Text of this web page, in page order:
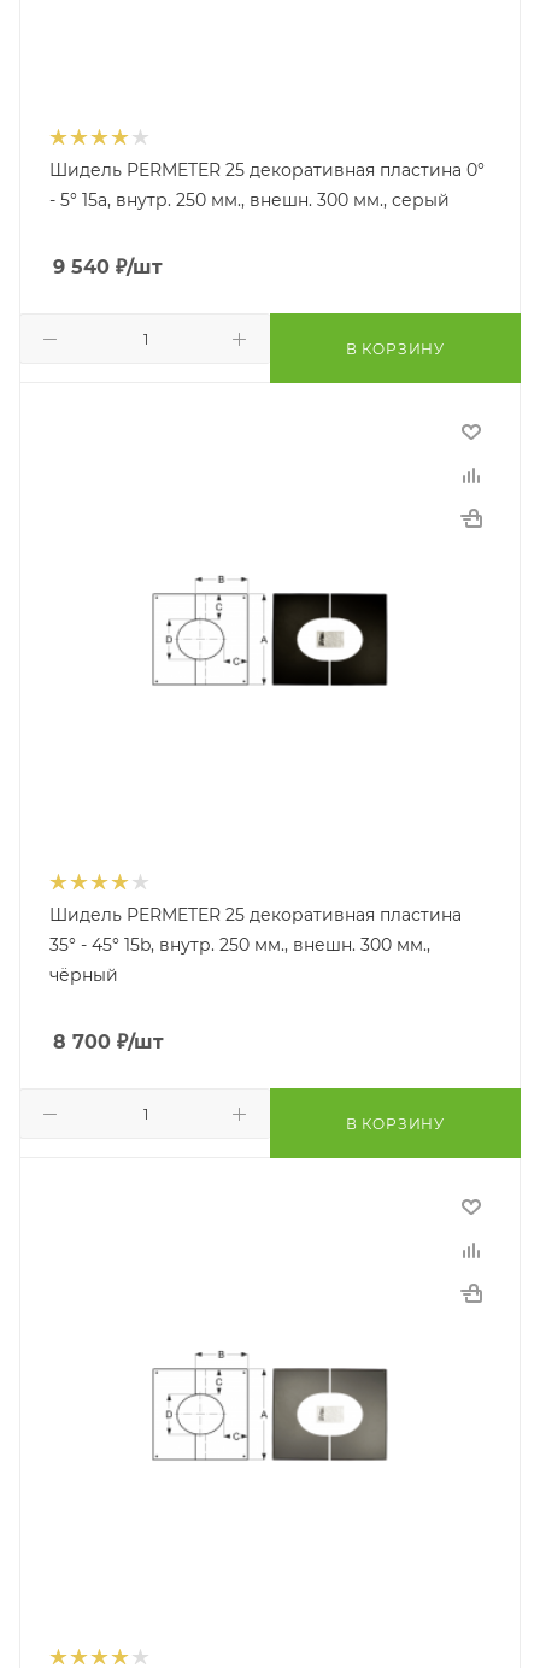
Шидель PERMETER 25 декоративная пластина 0°
- 5° 15a, внутр. 250 мм., внешн. 300 мм., серый
9 540 ₽/шт
В КОРЗИНУ
Шидель PERMETER 25 декоративная пластина
35° - 45° 15b, внутр. 250 мм., внешн. 300 мм.,
чёрный
8 700 ₽/шт
В КОРЗИНУ